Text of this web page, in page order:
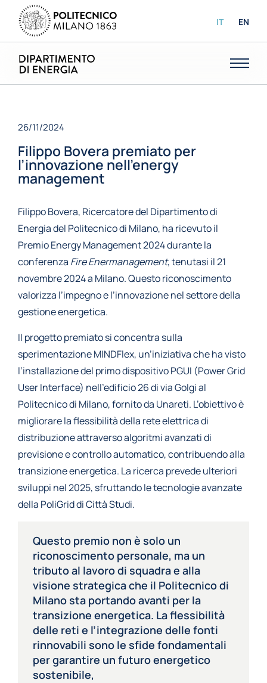
IT EN
26/11/2024
Filippo Bovera premiato per
l’innovazione nell’energy
management
Filippo Bovera, Ricercatore del Dipartimento di
Energia del Politecnico di Milano, ha ricevuto il
Premio Energy Management 2024 durante la
conferenza Fire Enermanagement, tenutasi il 21
novembre 2024 a Milano. Questo riconoscimento
valorizza l’impegno e l’innovazione nel settore della
gestione energetica.
Il progetto premiato si concentra sulla
sperimentazione MINDFlex, un’iniziativa che ha visto
l’installazione del primo dispositivo PGUI (Power Grid
User Interface) nell’edificio 26 di via Golgi al
Politecnico di Milano, fornito da Unareti. L’obiettivo è
migliorare la flessibilità della rete elettrica di
distribuzione attraverso algoritmi avanzati di
previsione e controllo automatico, contribuendo alla
transizione energetica. La ricerca prevede ulteriori
sviluppi nel 2025, sfruttando le tecnologie avanzate
della PoliGrid di Città Studi.
Questo premio non è solo un
riconoscimento personale, ma un
tributo al lavoro di squadra e alla
visione strategica che il Politecnico di
Milano sta portando avanti per la
transizione energetica. La flessibilità
delle reti e l’integrazione delle fonti
rinnovabili sono le sfide fondamentali
per garantire un futuro energetico
sostenibile,